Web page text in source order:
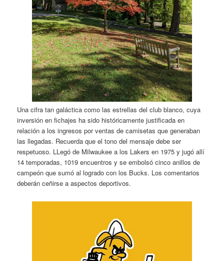
Una cifra tan galáctica como las estrellas del club blanco, cuya
inversión en fichajes ha sido históricamente justificada en
relación a los ingresos por ventas de camisetas que generaban
las llegadas. Recuerda que el tono del mensaje debe ser
respetuoso. LLegó de Milwaukee a los Lakers en 1975 y jugó allí
14 temporadas, 1019 encuentros y se embolsó cinco anillos de
campeón que sumó al logrado con los Bucks. Los comentarios
deberán ceñirse a aspectos deportivos.